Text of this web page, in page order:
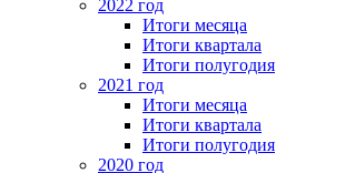
2022 год
Итоги месяца
Итоги квартала
Итоги полугодия
2021 год
Итоги месяца
Итоги квартала
Итоги полугодия
2020 год